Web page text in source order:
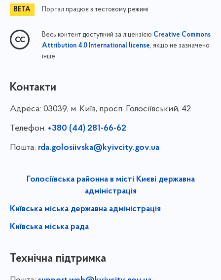
Портал працює в тестовому режимі
Весь контент доступний за ліцензією Creative Commons
Attribution 4.0 International license, якщо не зазначено
інше
Контакти
Адреса: 03039, м. Київ, просп. Голосіївський, 42
Телефон: +380 (44) 281-66-62
Пошта: rda.golosiivska@kyivcity.gov.ua
Голосіївська районна в місті Києві державна
адміністрація
Київська міська державна адміністрація
Київська міська рада
Технічна підтримка